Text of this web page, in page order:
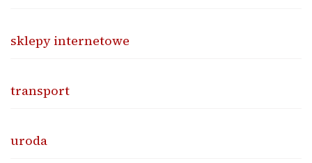
sklepy internetowe
transport
uroda